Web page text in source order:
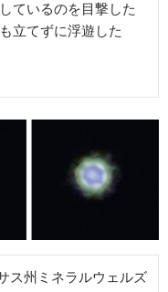
ているのを目撃した
立てずに浮遊した
ス州ミネラルウェルズ